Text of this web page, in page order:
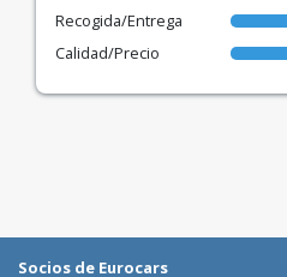
Recogida/Entrega
Calidad/Precio
Socios de Eurocars